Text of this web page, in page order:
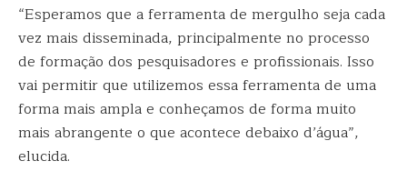
“Esperamos que a ferramenta de mergulho seja cada
vez mais disseminada, principalmente no processo
de formação dos pesquisadores e profissionais. Isso
vai permitir que utilizemos essa ferramenta de uma
forma mais ampla e conheçamos de forma muito
mais abrangente o que acontece debaixo d’água”,
elucida.